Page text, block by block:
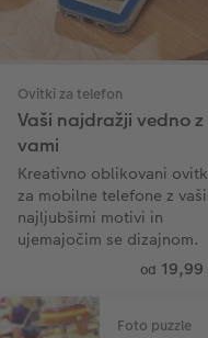
Ovitki za telefon
Vaši najdražji vedno z
vami
Kreativno oblikovani
za mobilne telefone z
najljubšimi motivi in ​​
ujemajočim se dizajnom.
od
Foto puzzle